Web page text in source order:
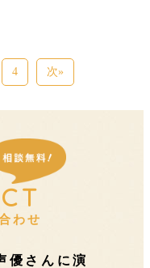
4 次»
わせ
優さんに演